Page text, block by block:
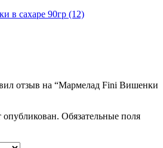
отзыв на “Мармелад Fini Вишенки
опубликован. Обязательные поля